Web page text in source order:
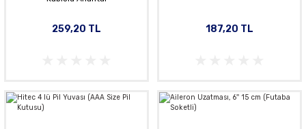
259,20 TL 187,20 TL